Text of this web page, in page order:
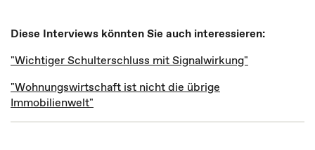
Diese Interviews könnten Sie auch interessieren:
"Wichtiger Schulterschluss mit Signalwirkung"
"Wohnungswirtschaft ist nicht die übrige
Immobilienwelt"